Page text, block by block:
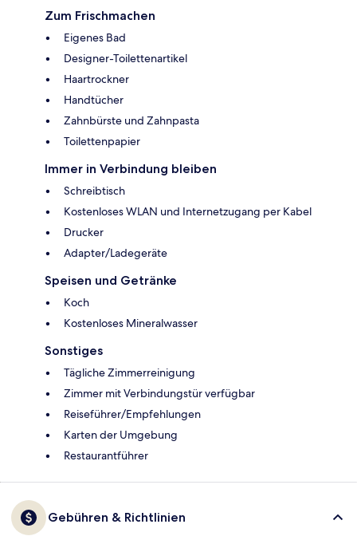
Zum Frischmachen
Eigenes Bad
Designer-Toilettenartikel
Haartrockner
Handtücher
Zahnbürste und Zahnpasta
Toilettenpapier
Immer in Verbindung bleiben
Schreibtisch
Kostenloses WLAN und Internetzugang per Kabel
Drucker
Adapter/Ladegeräte
Speisen und Getränke
Koch
Kostenloses Mineralwasser
Sonstiges
Tägliche Zimmerreinigung
Zimmer mit Verbindungstür verfügbar
Reiseführer/Empfehlungen
Karten der Umgebung
Restaurantführer
Gebühren & Richtlinien